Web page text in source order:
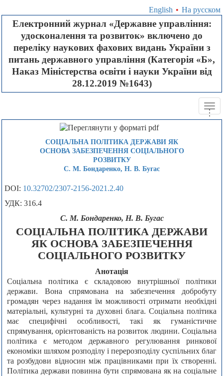
English • На русском
Електронний журнал «Державне управління:
удосконалення та розвиток» включено до
переліку наукових фахових видань України з
питань державного управління (Категорія «Б»,
Наказ Міністерства освіти і науки України від
28.12.2019 №1643)
...
СОЦІАЛЬНА ПОЛІТИКА ДЕРЖАВИ ЯК
ОСНОВА ЗАБЕЗПЕЧЕННЯ СОЦІАЛЬНОГО
РОЗВИТКУ
С. М. Бондаренко, Н. В. Бугас
DOI: 10.32702/2307-2156-2021.2.40
УДК: 316.4
С. М. Бондаренко, Н. В. Бугас
СОЦІАЛЬНА ПОЛІТИКА ДЕРЖАВИ
ЯК ОСНОВА ЗАБЕЗПЕЧЕННЯ
СОЦІАЛЬНОГО РОЗВИТКУ
Анотація
Соціальна політика є складовою внутрішньої політики
держави. Вона спрямована на забезпечення добробуту
громадян через надання їм можливості отримати необхідні
матеріальні, культурні та духовні блага. Соціальна політика
має специфічні особливості, такі як гуманістичне
спрямування, орієнтованість на розвиток людини. Соціальна
політика є методом державного регулювання ринкової
економіки шляхом розподілу і перерозподілу суспільних благ
та розбудови відносин між працівниками при їх створенні.
Політика держави повинна бути спрямована як на соціальне